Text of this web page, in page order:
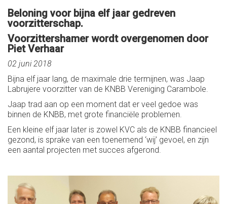
Beloning voor bijna elf jaar gedreven
voorzitterschap.
Voorzittershamer wordt overgenomen door
Piet Verhaar
02 juni 2018
Bijna elf jaar lang, de maximale drie termijnen, was Jaap
Labrujere voorzitter van de KNBB Vereniging Carambole.
Jaap trad aan op een moment dat er veel gedoe was
binnen de KNBB, met grote financiële problemen.
Een kleine elf jaar later is zowel KVC als de KNBB financieel
gezond, is sprake van een toenemend ‘wij’ gevoel, en zijn
een aantal projecten met succes afgerond.